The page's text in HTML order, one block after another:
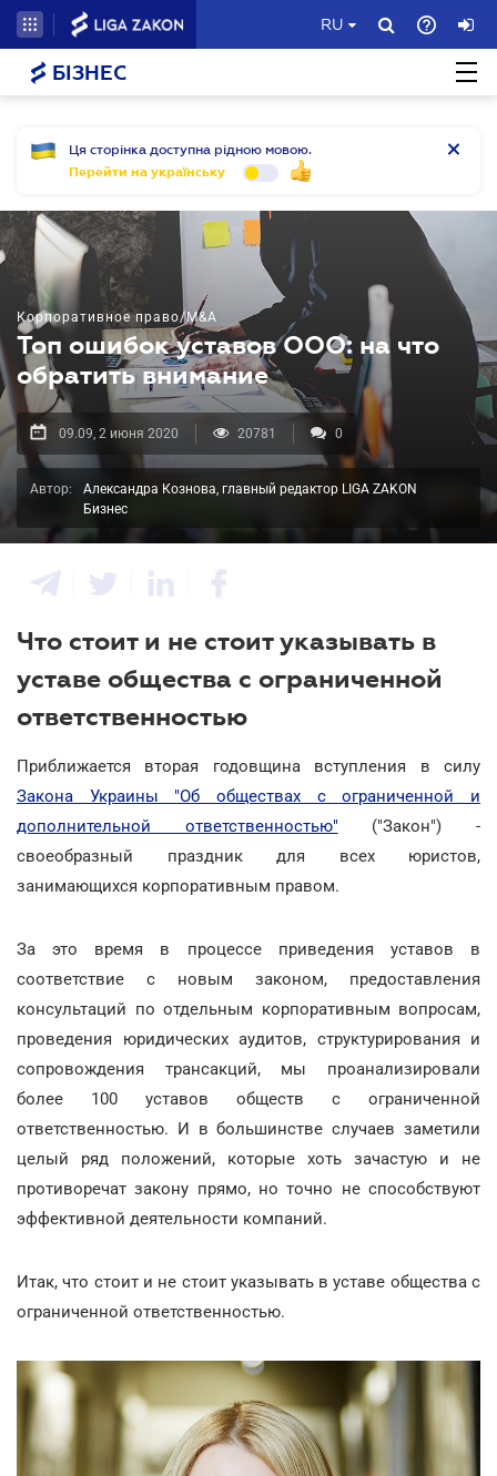
RU
БІЗНЕС
Ця сторінка доступна рідною мовою.
Перейти на українську
Корпоративное право/M&A
Топ ошибок уставов ООО: на что
обратить внимание
09.09, 2 июня 2020 20781 0
Автор:
Александра Кознова, главный редактор LIGA ZAKON
Бизнес
Что стоит и не стоит указывать в
уставе общества с ограниченной
ответственностью
Приближается вторая годовщина вступления в силу
Закона Украины "Об обществах с ограниченной и
дополнительной ответственностью" ("Закон") -
своеобразный праздник для всех юристов,
занимающихся корпоративным правом.
За это время в процессе приведения уставов в
соответствие с новым законом, предоставления
консультаций по отдельным корпоративным вопросам,
проведения юридических аудитов, структурирования и
сопровождения трансакций, мы проанализировали
более 100 уставов обществ с ограниченной
ответственностью. И в большинстве случаев заметили
целый ряд положений, которые хоть зачастую и не
противоречат закону прямо, но точно не способствуют
эффективной деятельности компаний.
Итак, что стоит и не стоит указывать в уставе общества с
ограниченной ответственностью.